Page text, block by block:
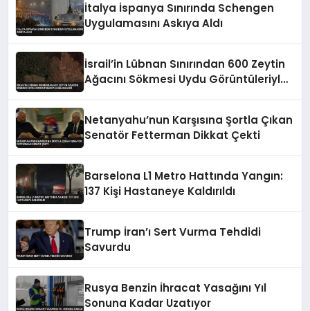
İtalya İspanya Sınırında Schengen
Uygulamasını Askıya Aldı
İsrail’in Lübnan Sınırından 600 Zeytin
Ağacını Sökmesi Uydu Görüntüleriyle
Netanyahu’nun Karşısına Şortla Çıkan
Senatör Fetterman Dikkat Çekti
Barselona L1 Metro Hattında Yangın:
137 Kişi Hastaneye Kaldırıldı
Trump İran’ı Sert Vurma Tehdidi
Savurdu
Rusya Benzin İhracat Yasağını Yıl
Sonuna Kadar Uzatıyor